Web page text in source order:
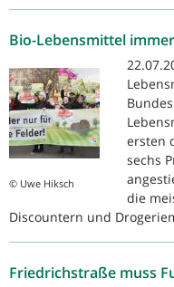
Bio-Lebensmittel
© Uwe Hiksch
ersten
sechs
die
Discountern und
Friedrichstraße muss